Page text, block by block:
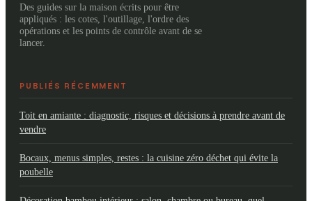
Des guides sur la maison écrits pour être
appliqués : les cotes, l'outillage, l'ordre des
opérations et les points de contrôle avant de se
lancer.
PUBLIÉS RÉCEMMENT
Toit en amiante : diagnostic, risques et décisions à prendre avant de
vendre
Bocaux, menus simples, restes : la cuisine zéro déchet qui évite la
poubelle